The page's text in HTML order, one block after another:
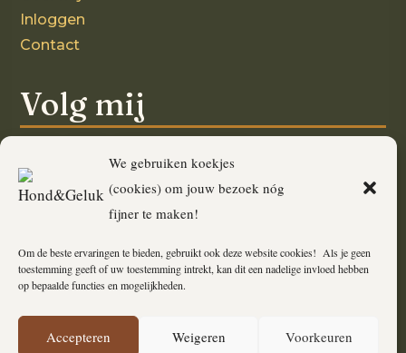
We gebruiken koekjes
(cookies) om jouw bezoek nóg
fijner te maken!
Om de beste ervaringen te bieden, gebruikt ook deze website cookies! Als je geen
toestemming geeft of uw toestemming intrekt, kan dit een nadelige invloed hebben
op bepaalde functies en mogelijkheden.
Accepteren Weigeren Voorkeuren
Inloggen
Contact
Volg mij
Ook interessant!
Kaartjes met een verhaal
Algemene voorwaarden